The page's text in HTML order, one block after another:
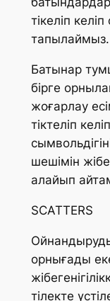
тікеліп
тапылаймыз.
Батынар
бірге
жоғарлау
тіктеліп
шешімін
алайып
SCATTERS
орнығады
тілекте